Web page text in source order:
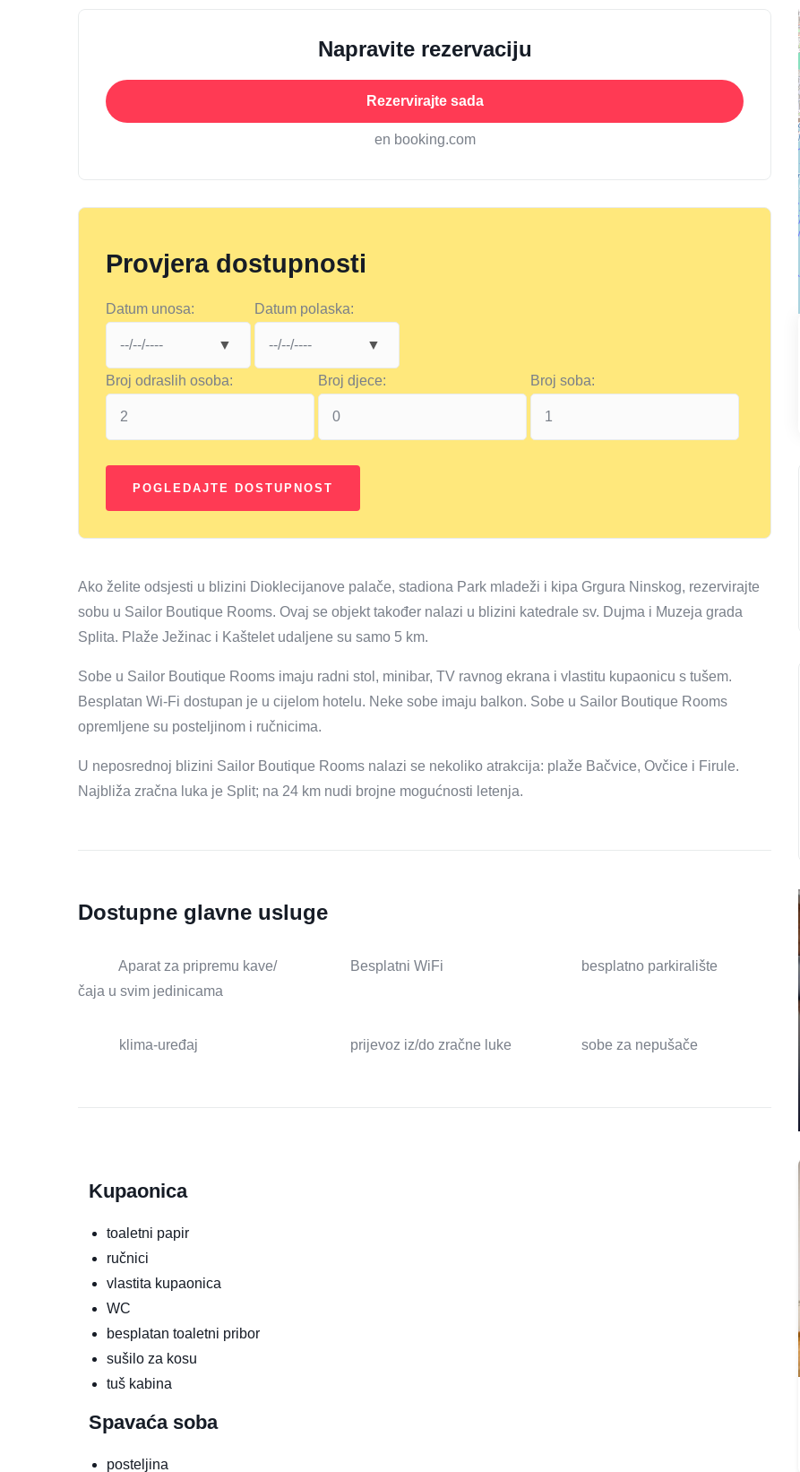
Napravite rezervaciju
Rezervirajte sada
en booking.com
Provjera dostupnosti
Datum unosa: Datum polaska:
Broj odraslih osoba: Broj djece: Broj soba:
Ako želite odsjesti u blizini Dioklecijanove palače, stadiona Park mladeži i kipa Grgura Ninskog, rezervirajte
sobu u Sailor Boutique Rooms. Ovaj se objekt također nalazi u blizini katedrale sv. Dujma i Muzeja grada
Splita. Plaže Ježinac i Kaštelet udaljene su samo 5 km.
Sobe u Sailor Boutique Rooms imaju radni stol, minibar, TV ravnog ekrana i vlastitu kupaonicu s tušem.
Besplatan Wi-Fi dostupan je u cijelom hotelu. Neke sobe imaju balkon. Sobe u Sailor Boutique Rooms
opremljene su posteljinom i ručnicima.
U neposrednoj blizini Sailor Boutique Rooms nalazi se nekoliko atrakcija: plaže Bačvice, Ovčice i Firule.
Najbliža zračna luka je Split; na 24 km nudi brojne mogućnosti letenja.
Dostupne glavne usluge
Aparat za pripremu kave/
čaja u svim jedinicama
Besplatni WiFi besplatno parkiralište
klima-uređaj prijevoz iz/do zračne luke sobe za nepušače
Kupaonica
toaletni papir
ručnici
vlastita kupaonica
WC
besplatan toaletni pribor
sušilo za kosu
tuš kabina
Spavaća soba
posteljina